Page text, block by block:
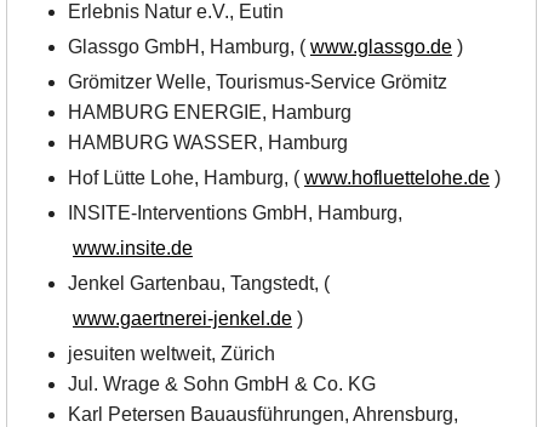
Erlebnis Natur e.V., Eutin
Glassgo GmbH, Hamburg, ( www.glassgo.de )
Grömitzer Welle, Tourismus-Service Grömitz
HAMBURG ENERGIE, Hamburg
HAMBURG WASSER, Hamburg
Hof Lütte Lohe, Hamburg, ( www.hofluettelohe.de )
INSITE-Interventions GmbH, Hamburg,
www.insite.de
Jenkel Gartenbau, Tangstedt, (
www.gaertnerei-jenkel.de )
jesuiten weltweit, Zürich
Jul. Wrage & Sohn GmbH & Co. KG
Karl Petersen Bauausführungen, Ahrensburg,